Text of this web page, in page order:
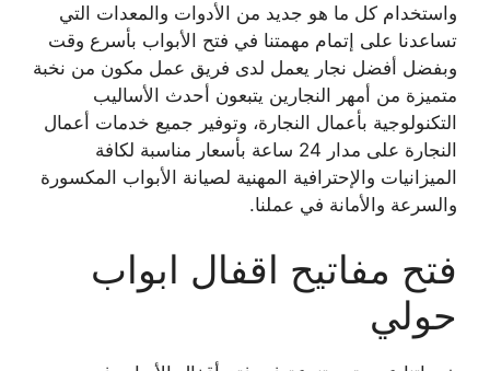
واستخدام كل ما هو جديد من الأدوات والمعدات التي
تساعدنا على إتمام مهمتنا في فتح الأبواب بأسرع وقت
وبفضل أفضل نجار يعمل لدى فريق عمل مكون من نخبة
متميزة من أمهر النجارين يتبعون أحدث الأساليب
التكنولوجية بأعمال النجارة، وتوفير جميع خدمات أعمال
النجارة على مدار 24 ساعة بأسعار مناسبة لكافة
الميزانيات والإحترافية المهنية لصيانة الأبواب المكسورة
والسرعة والأمانة في عملنا.
فتح مفاتيح اقفال ابواب
حولي